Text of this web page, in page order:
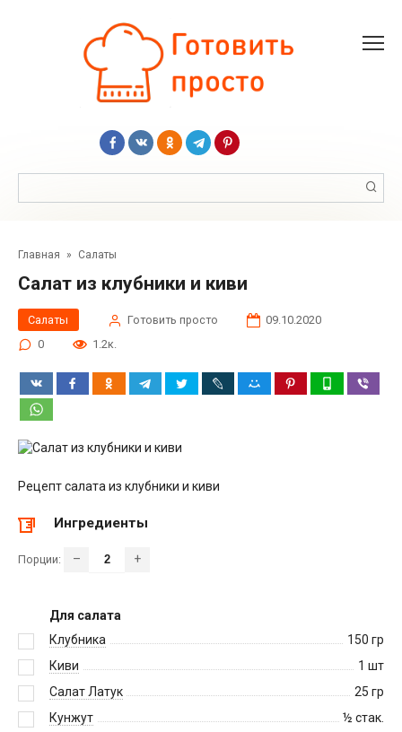
Главная » Салаты
Салат из клубники и киви
Салаты Готовить просто
09.10.2020
0
1.2к.
Рецепт салата из клубники и киви
Ингредиенты
Порции: – +
Для салата
Клубника
150 гр
Киви
1 шт
Салат Латук
25 гр
Кунжут
½ стак.